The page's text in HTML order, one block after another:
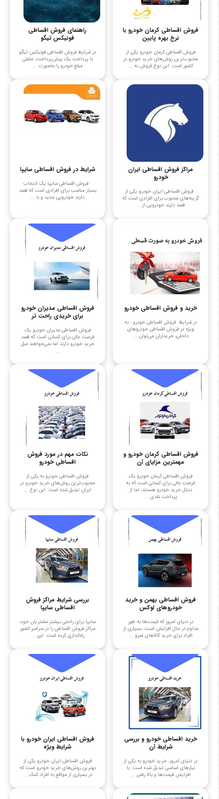
فروش اقساطی کرمان خودرو با
نرخ بهره پایین
فروش اقساطی کرمان خودرو یکی از
محبوب‌ترین روش‌های خرید خودرو در
کشور است. این نوع فروش به ...
راهنمای فروش اقساطی
فونیکس تیگو
در شرایط فروش اقساطی فونیکس تیگو
با پرداخت یک پیش‌پرداخت، مابقی
مبلغ خودرو را به‌صورت ...
مراکز فروش اقساطی ایران
خودرو
فروش اقساطی ایران خودرو یکی از
گزینه‌های محبوب برای افرادی است که
قصد دارند خودرویی از ...
شرایط در فروش اقساطی سایپا
فروش اقساطی سایپا یک انتخاب
بسیار مناسب برای افرادی است که قصد
دارند خودرویی جدید و با ...
خرید و فروش اقساطی خودرو
در شرایط فروش اقساطی خودرو ، به
ویژه در فروش اقساطی خودروهای
داخلی، خریداران می‌توان ...
فروش اقساطی مدیران خودرو
برای خریدی راحت تر
فروش اقساطی مدیران خودرو یک
فرصت عالی برای کسانی است که قصد
خرید خودرو دارند اما نمی‌خواهند مبل
...
فروش اقساطی کرمان خودرو و
مهمترین مزایای آن
فروش اقساطی کرمان خودرو یک
فرصت عالی برای کسانی است که به
دنبال خرید خودرو هستند، اما از
پرداخت نقدی ...
نکات مهم در مورد فروش
اقساطی خودرو
فروش اقساطی خودرو به یکی از
محبوب‌ترین روش‌های خرید خودرو در
ایران تبدیل شده است. این نوع ...
فروش اقساطی بهمن و خرید
خودروهای لوکس
در دنیای امروز که قیمت‌ها به طور
مداوم در حال افزایش است، بسیاری از
افراد برای خرید کالاهای ضرو ...
بررسی شرایط مراکز فروش
اقساطی سایپا
سایپا برای راحتی بیشتر مشتریان خود،
مراکز فروش اقساطی را در سراسر کشور
راه‌اندازی کرده است. این ...
خرید اقساطی خودرو و بررسی
شرایط آن
در دنیای امروز، خرید خودرو به یکی از
نیازهای اساسی تبدیل شده است. با
افزایش قیمت‌ها و بالا رفتن ...
فروش اقساطی ایران خودرو با
شرایط ویژه
فروش اقساطی ایران خودرو یکی از
بهترین روش‌های خرید خودرو است که
در بسیاری از مواقع به افراد کمک ...